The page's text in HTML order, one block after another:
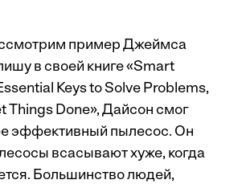
пример Джеймса
в своей книге «Smart
Keys to Solve Problems,
Things Done», Дайсон смог
эффективный пылесос. Он
всасывают хуже, когда
Большинство людей,